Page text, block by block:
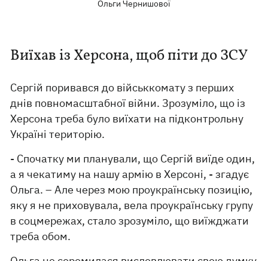
Ольги Чернишової
Виїхав із Херсона, щоб піти до ЗСУ
Сергій поривався до військкомату з перших
днів повномасштабної війни. Зрозуміло, що із
Херсона треба було виїхати на підконтрольну
Україні територію.
- Спочатку ми планували, що Сергій виїде один,
а я чекатиму на нашу армію в Херсоні, - згадує
Ольга. – Але через мою проукраїнську позицію,
яку я не приховувала, вела проукраїнську групу
в соцмережах, стало зрозуміло, що виїжджати
треба обом.